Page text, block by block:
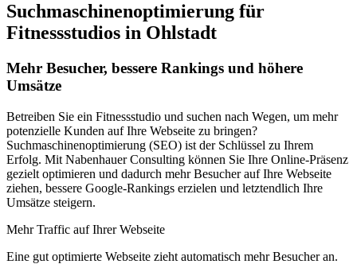
Suchmaschinenoptimierung für
Fitnessstudios in Ohlstadt
Mehr Besucher, bessere Rankings und höhere
Umsätze
Betreiben Sie ein Fitnessstudio und suchen nach Wegen, um mehr
potenzielle Kunden auf Ihre Webseite zu bringen?
Suchmaschinenoptimierung (SEO) ist der Schlüssel zu Ihrem
Erfolg. Mit Nabenhauer Consulting können Sie Ihre Online-Präsenz
gezielt optimieren und dadurch mehr Besucher auf Ihre Webseite
ziehen, bessere Google-Rankings erzielen und letztendlich Ihre
Umsätze steigern.
Mehr Traffic auf Ihrer Webseite
Eine gut optimierte Webseite zieht automatisch mehr Besucher an.